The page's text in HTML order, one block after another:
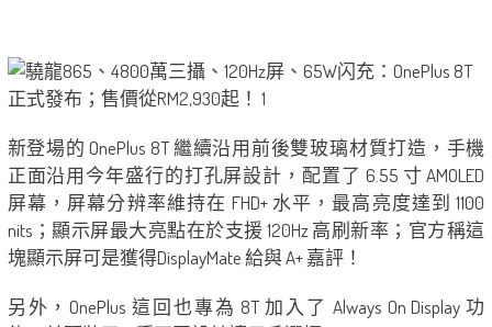
新登場的 OnePlus 8T 繼續沿用前後雙玻璃材質打造，手機
正面沿用今年盛行的打孔屏設計，配置了 6.55 寸 AMOLED
屏幕，屏幕分辨率維持在 FHD+ 水平，最高亮度達到 1100
nits；顯示屏最大亮點在於支援 120Hz 高刷新率；官方稱這
塊顯示屏可是獲得DisplayMate 給與 A+ 嘉評！
另外，OnePlus 這回也專為 8T 加入了 Always On Display 功